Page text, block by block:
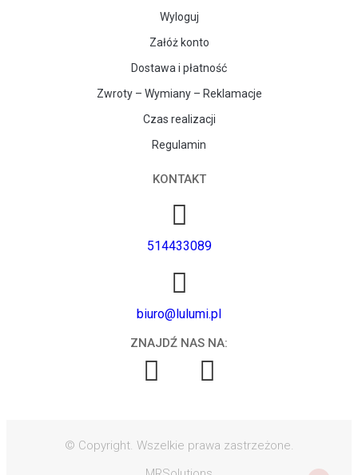
Wyloguj
Załóż konto
Dostawa i płatność
Zwroty – Wymiany – Reklamacje
Czas realizacji
Regulamin
KONTAKT
514433089
biuro@lulumi.pl
ZNAJDŹ NAS NA:
© Copyright. Wszelkie prawa zastrzeżone.